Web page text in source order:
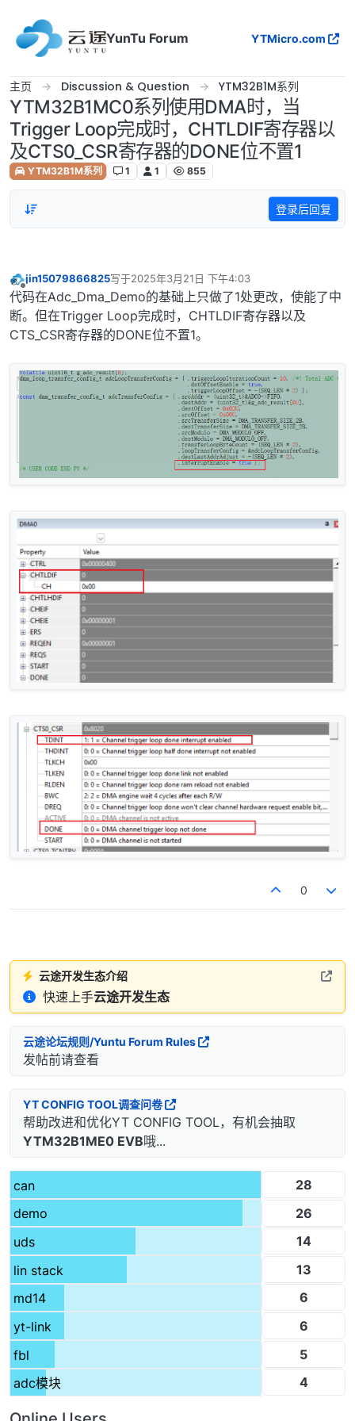
YunTu Forum
YTMicro.com
主页 Discussion & Question YTM32B1M系列
YTM32B1MC0系列使用DMA时，当
Trigger Loop完成时，CHTLDIF寄存器以
及CTS0_CSR寄存器的DONE位不置1
YTM32B1M系列 1 1 855
登录后回复
离线
jin15079866825写于2025年3月21日 下午4:03
最后由 编辑
代码在Adc_Dma_Demo的基础上只做了1处更改，使能了中
断。但在Trigger Loop完成时，CHTLDIF寄存器以及
CTS_CSR寄存器的DONE位不置1。
0
云途开发生态介绍
快速上手云途开发生态
云途论坛规则/Yuntu Forum Rules
发帖前请查看
YT CONFIG TOOL调查问卷
帮助改进和优化YT CONFIG TOOL，有机会抽取
YTM32B1ME0 EVB哦...
can
28
demo
26
uds
14
lin stack
13
md14
6
yt-link
6
fbl
5
adc模块
4